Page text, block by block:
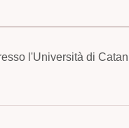
l'Università di